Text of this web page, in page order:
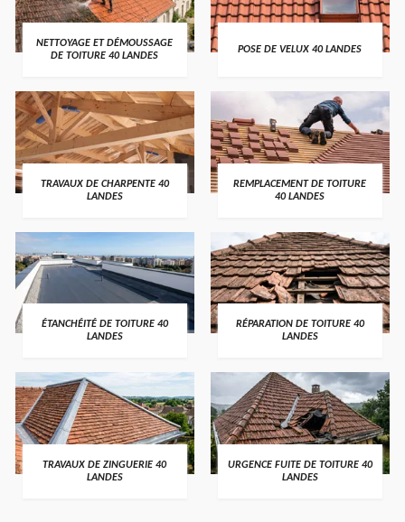
NETTOYAGE ET DÉMOUSSAGE
DE TOITURE 40 LANDES
POSE DE VELUX 40 LANDES
TRAVAUX DE CHARPENTE 40
LANDES
REMPLACEMENT DE TOITURE
40 LANDES
ÉTANCHÉITÉ DE TOITURE 40
LANDES
RÉPARATION DE TOITURE 40
LANDES
TRAVAUX DE ZINGUERIE 40
LANDES
URGENCE FUITE DE TOITURE 40
LANDES